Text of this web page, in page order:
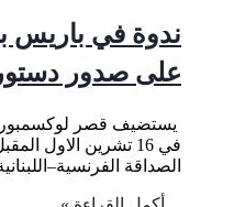
ندوة في باريس
على صدور دستور
يستضيف قصر
في 16 تشرين الاول
الصداقة